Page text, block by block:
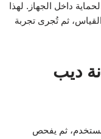
داخل الجهاز. لهذا
ثم تُجرى تجربة
ديب
ثم يفحص